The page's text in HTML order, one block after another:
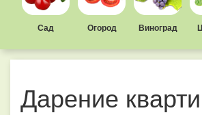
Сад Огород Виноград
Дарение